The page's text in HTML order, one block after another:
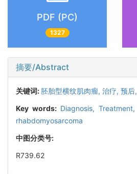
PDF (PC)
1327
摘要/Abstract
关键词: 胚胎型横纹肌肉瘤, 治疗, 预后,
Key words: Diagnosis, Treatment,
rhabdomyosarcoma
中图分类号:
R739.62